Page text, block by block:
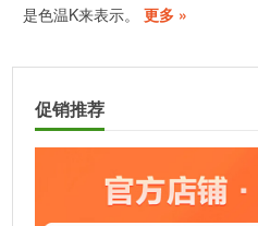
是色温K来表示。
更多 »
促销推荐